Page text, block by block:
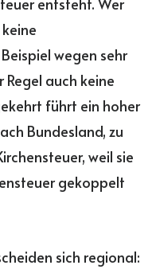
wegen sehr
auch keine
führt ein hoher
Bundesland, zu
weil sie
gekoppelt
sich regional: